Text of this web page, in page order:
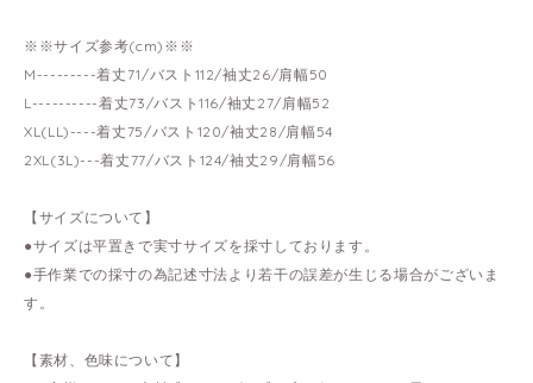
※※サイズ参考(cm)※※
M---------着丈71/バスト112/袖丈26/肩幅50
L----------着丈73/バスト116/袖丈27/肩幅52
XL(LL)----着丈75/バスト120/袖丈28/肩幅54
2XL(3L)---着丈77/バスト124/袖丈29/肩幅56
【サイズについて】
●サイズは平置きで実寸サイズを採寸しております。
●手作業での採寸の為記述寸法より若干の誤差が生じる場合がございま
す。
【素材、色味について】